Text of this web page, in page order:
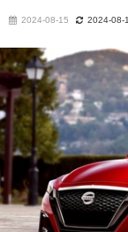
2024-08-15 2024-08-